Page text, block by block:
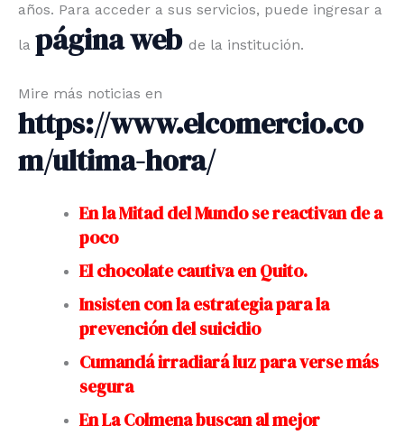
años. Para acceder a sus servicios, puede ingresar a
la página web de la institución.
​Mire más noticias en
https://www.elcomercio.co
m/ultima-hora/
En la Mitad del Mundo se reactivan de a
poco
El chocolate cautiva en Quito.
Insisten con la estrategia para la
prevención del suicidio
Cumandá irradiará luz para verse más
segura
En La Colmena buscan al mejor